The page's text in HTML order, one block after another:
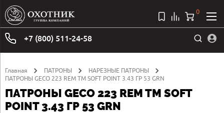
+7 (800) 511-24-58
0
Главная ПАТРОНЫ
НАРЕЗНЫЕ ПАТРОНЫ
ПАТРОНЫ GECO 223 REM TM SOFT POINT 3.43 ГР 53 GRN
ПАТРОНЫ GECO 223 REM TM SOFT
POINT 3.43 ГР 53 GRN